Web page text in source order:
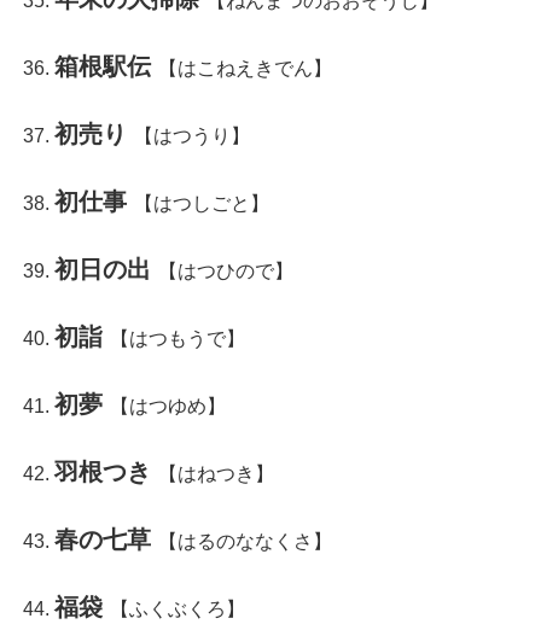
箱根駅伝 【はこねえきでん】
初売り 【はつうり】
初仕事 【はつしごと】
初日の出 【はつひので】
初詣 【はつもうで】
初夢 【はつゆめ】
羽根つき 【はねつき】
春の七草 【はるのななくさ】
福袋 【ふくぶくろ】